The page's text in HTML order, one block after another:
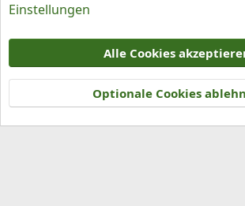
Nutzungsbedingungen
Hilfe und Impressum
R
S
S
Community platform by XenForo® © 2010-2026
Einstellungen
Alle Cookies
Optionale Cookies